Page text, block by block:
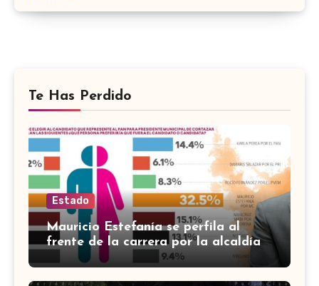
Te Has Perdido
Estado
Mauricio Estefanía se perfila al
frente de la carrera por la alcaldía
de Cortazar